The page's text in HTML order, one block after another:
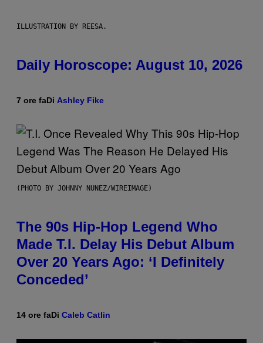
ILLUSTRATION BY REESA.
Daily Horoscope: August 10, 2026
7 ore faDi Ashley Fike
(PHOTO BY JOHNNY NUNEZ/WIREIMAGE)
The 90s Hip-Hop Legend Who
Made T.I. Delay His Debut Album
Over 20 Years Ago: ‘I Definitely
Conceded’
14 ore faDi Caleb Catlin